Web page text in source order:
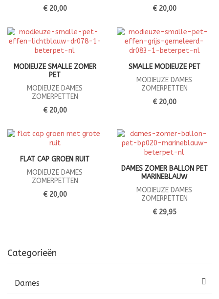
€ 20,00
€ 20,00
MODIEUZE SMALLE ZOMER
PET
MODIEUZE DAMES
ZOMERPETTEN
€ 20,00
SMALLE MODIEUZE PET
MODIEUZE DAMES
ZOMERPETTEN
€ 20,00
FLAT CAP GROEN RUIT
MODIEUZE DAMES
ZOMERPETTEN
€ 20,00
DAMES ZOMER BALLON PET
MARINEBLAUW
MODIEUZE DAMES
ZOMERPETTEN
€ 29,95
Categorieën
Dames